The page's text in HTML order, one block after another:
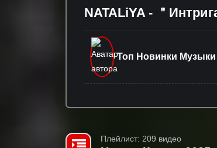
NATALiYA - ＂
Топ Новинки Музыки
Плейлист: 209 видео